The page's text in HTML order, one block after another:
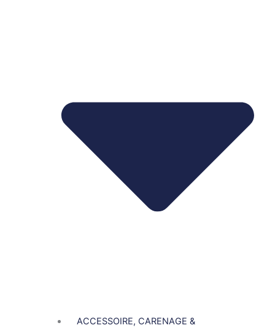
ACCESSOIRE, CARENAGE &